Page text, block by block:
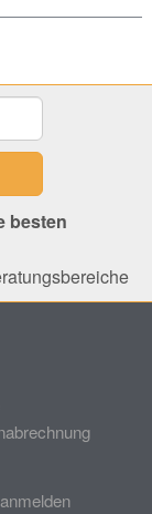
besten